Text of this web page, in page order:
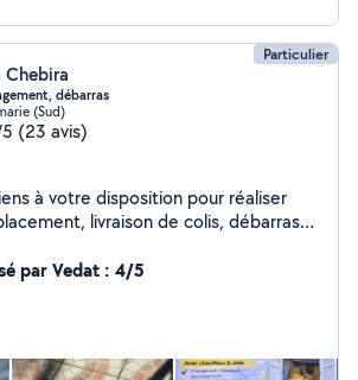
Particulier
Chebira
débarras
(Sud)
(23 avis)
livraison de colis, débarras
bricolage. À bientôt
par Vedat : 4/5